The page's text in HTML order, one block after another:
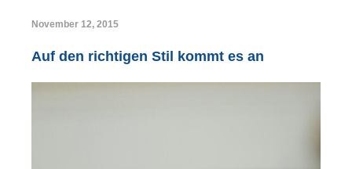
November 12, 2015
Auf den richtigen Stil kommt es an